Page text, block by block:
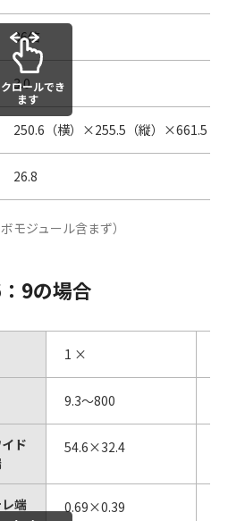
86倍
3.0
250.6（横）×255.5（縦）×661.5（
26.8
モジュール含まず）
ロールでき
ます
9の場合
1 ×
9.3～800
ド
54.6×32.4
端 0.69×0.39